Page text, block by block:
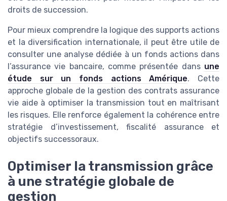
droits de succession.
Pour mieux comprendre la logique des supports actions
et la diversification internationale, il peut être utile de
consulter une analyse dédiée à un fonds actions dans
l’assurance vie bancaire, comme présentée dans une
étude sur un fonds actions Amérique. Cette
approche globale de la gestion des contrats assurance
vie aide à optimiser la transmission tout en maîtrisant
les risques. Elle renforce également la cohérence entre
stratégie d’investissement, fiscalité assurance et
objectifs successoraux.
Optimiser la transmission grâce
à une stratégie globale de
gestion